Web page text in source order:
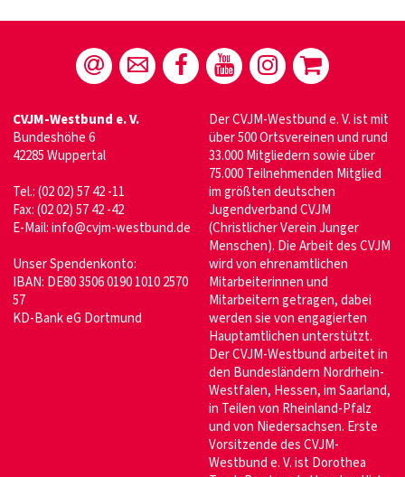
CVJM-Westbund e. V.
Bundeshöhe 6
42285 Wuppertal
Tel.: (02 02) 57 42 -11
Fax: (02 02) 57 42 -42
E-Mail:info@cvjm-westbund.de
Unser Spendenkonto:
IBAN: DE80 3506 0190 1010 2570
57
KD-Bank eG Dortmund
Der CVJM-Westbund e. V. ist mit
über 500 Ortsvereinen und rund
33.000 Mitgliedern sowie über
75.000 Teilnehmenden Mitglied
im größten deutschen
Jugendverband CVJM
(Christlicher Verein Junger
Menschen). Die Arbeit des CVJM
wird von ehrenamtlichen
Mitarbeiterinnen und
Mitarbeitern getragen, dabei
werden sie von engagierten
Hauptamtlichen unterstützt.
Der CVJM-Westbund arbeitet in
den Bundesländern Nordrhein-
Westfalen, Hessen, im Saarland,
in Teilen von Rheinland-Pfalz
und von Niedersachsen. Erste
Vorsitzende des CVJM-
Westbund e. V. ist Dorothea